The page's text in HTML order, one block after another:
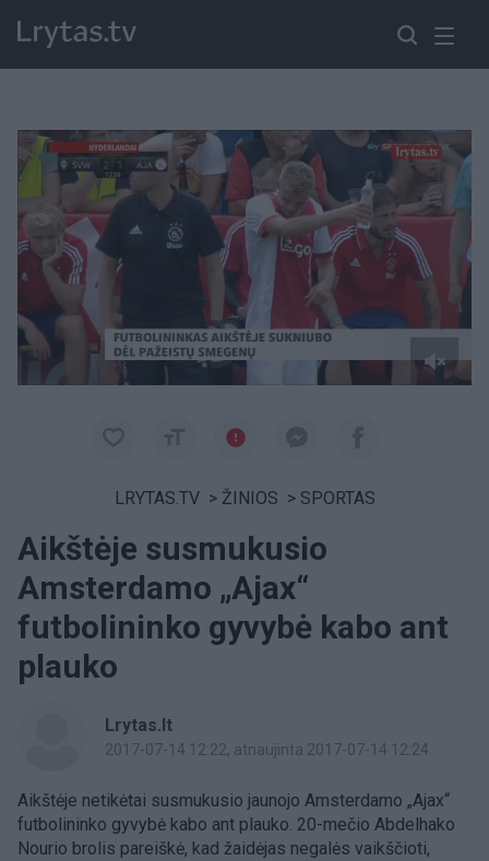
Paremkite Ukrainą
LRYTAS.TV > ŽINIOS > SPORTAS
Aikštėje susmukusio
Amsterdamo „Ajax“
futbolininko gyvybė kabo ant
plauko
Lrytas.lt
2017-07-14 12:22, atnaujinta 2017-07-14 12:24
Aikštėje netikėtai susmukusio jaunojo Amsterdamo „Ajax“
futbolininko gyvybė kabo ant plauko. 20-mečio Abdelhako
Nourio brolis pareiškė, kad žaidėjas negalės vaikščioti,